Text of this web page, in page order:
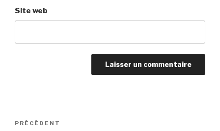
Site web
Navigation
Article
PRÉCÉDENT